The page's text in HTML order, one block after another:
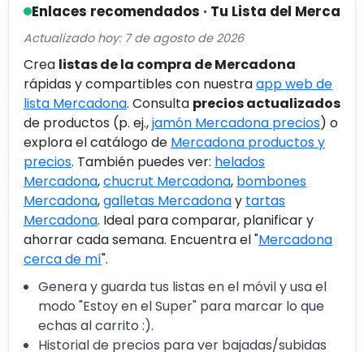
Enlaces recomendados · Tu Lista del Merca
Actualizado hoy: 7 de agosto de 2026
Crea listas de la compra de Mercadona
rápidas y compartibles con nuestraapp web de
lista Mercadona. Consulta precios actualizados
de productos (p. ej.,jamón Mercadona precios) o
explora el catálogo de Mercadona productos y
precios. También puedes ver: helados
Mercadona,chucrut Mercadona, bombones
Mercadona,galletas Mercadonay tartas
Mercadona. Ideal para comparar, planificar y
ahorrar cada semana. Encuentra el "Mercadona
cerca de mí".
Genera y guarda tus listas en el móvil y usa el
modo "Estoy en el Super" para marcar lo que
echas al carrito :).
Historial de precios para ver bajadas/subidas